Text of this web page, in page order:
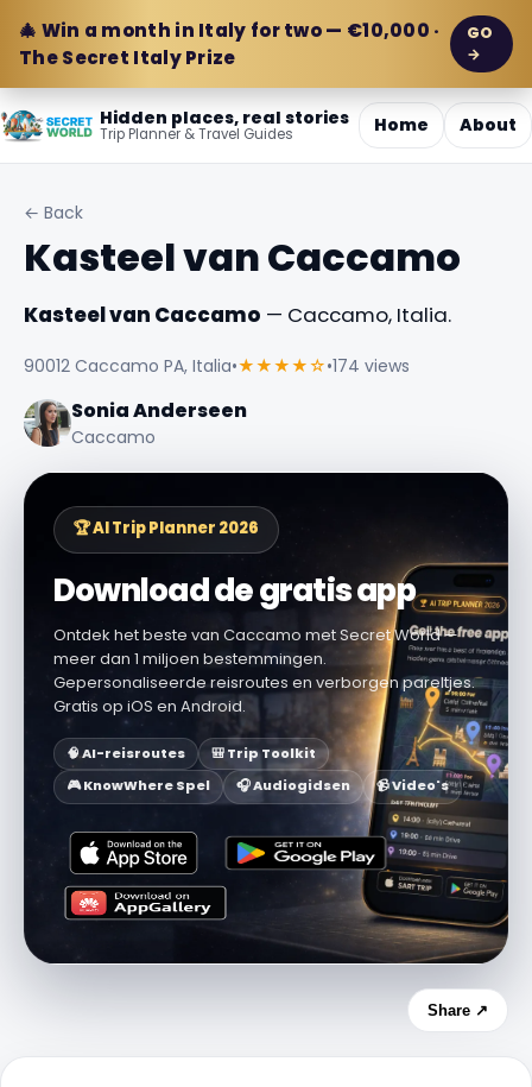
🎄 Win a month in Italy for two — €10,000 ·
The Secret Italy Prize
GO
→
Hidden places, real stories
Trip Planner & Travel Guides Home About
← Back
Kasteel van Caccamo
Kasteel van Caccamo — Caccamo, Italia.
90012 Caccamo PA, Italia•★★★★☆•174 views
Sonia Anderseen
Caccamo
🏆 AI Trip Planner 2026
Download de gratis app
Ontdek het beste van Caccamo met Secret World —
meer dan 1 miljoen bestemmingen.
Gepersonaliseerde reisroutes en verborgen pareltjes.
Gratis op iOS en Android.
🧠 AI-reisroutes
🎒 Trip Toolkit
🎮 KnowWhere Spel
🎧 Audiogidsen 📹 Video's
Share ↗